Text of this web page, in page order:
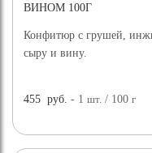
ВИНОМ 100Г
Конфитюр с грушей,
сыру и вину.
455 руб. - 1шт. / 100г